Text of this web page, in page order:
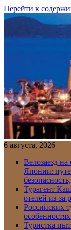
Перейти к
6 августа, 2026
Велозаезд
Японии:
Турагент
отелей из-за
Российских
Туристка